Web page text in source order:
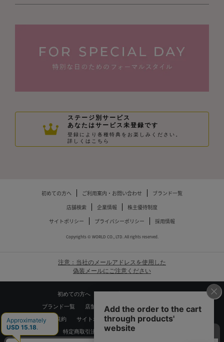
ステージ別サービス
あなたはサービス未登録です
登録により各種特典をお楽しみください。
詳しくはこちら
初めての方へ ご利用案内・お問い合わせ
ブランド一覧
店舗検索
企業情報
株主優待制度
サイトポリシー
プライバシーポリシー 採用情報
Copyrights © WORLD CO., LTD. All rights reserved.
注意：当社のメールアドレスを使用した
偽装メールにご注意ください
初めての方へ
ブランド一覧 店舗検索 企業情報 株主優待制度
利用規約 サイトポリシー プライバシーポリシー
特定商取引法に基づく表記